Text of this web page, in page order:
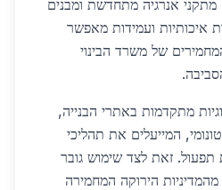
אנרגיה מתחדשת ומבנים
איכותיות ועמידות מאפשר
של משרד הבינוי
מתקדמות באתרי הבנייה,
המייעלים את תהליכי
תפעול. זאת לצד שימוש גובר
הירוקה המחמירה